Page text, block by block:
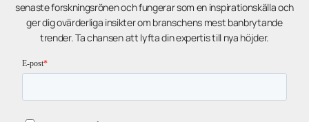
senaste forskningsrönen och fungerar som en inspirationskälla och
ger dig ovärderliga insikter om branschens mest banbrytande
trender. Ta chansen att lyfta din expertis till nya höjder.